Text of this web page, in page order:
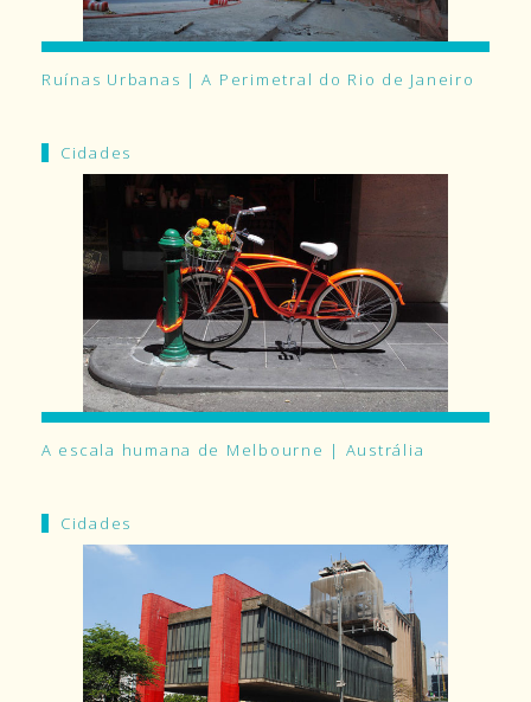
Ruínas Urbanas | A Perimetral do Rio de Janeiro
Cidades
A escala humana de Melbourne | Austrália
Cidades